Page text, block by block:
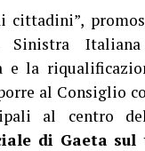
Sinistra
e la
al Consiglio
al centro
di Gaeta